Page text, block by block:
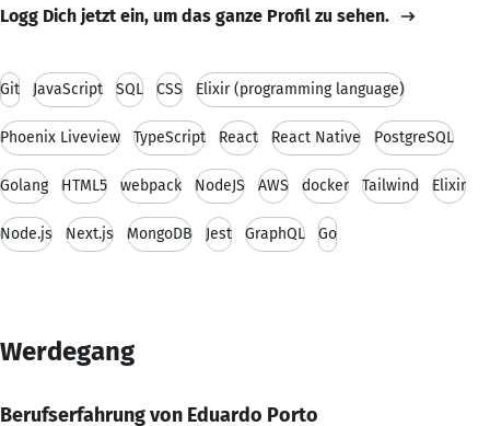
Logg Dich jetzt ein, um das ganze Profil zu sehen.
Git JavaScript SQL CSS Elixir (programming language)
Phoenix Liveview TypeScript React React Native PostgreSQL
Golang HTML5 webpack NodeJS AWS docker Tailwind Elixir
Node.js Next.js MongoDB Jest GraphQL Go
Werdegang
Berufserfahrung von Eduardo Porto